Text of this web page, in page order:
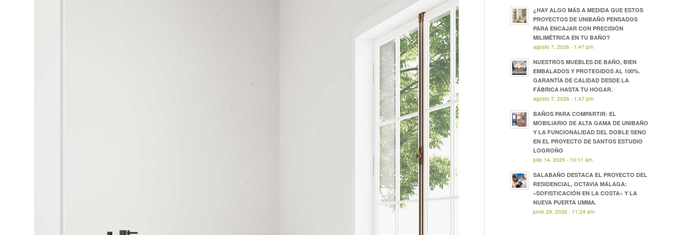
¿HAY ALGO MÁS A MEDIDA QUE ESTOS
PROYECTOS DE UNIBAÑO PENSADOS
PARA ENCAJAR CON PRECISIÓN
MILIMÉTRICA EN TU BAÑO?
agosto 7, 2026 - 1:47 pm
NUESTROS MUEBLES DE BAÑO, BIEN
EMBALADOS Y PROTEGIDOS AL 100%.
GARANTÍA DE CALIDAD DESDE LA
FÁBRICA HASTA TU HOGAR.
agosto 7, 2026 - 1:47 pm
BAÑOS PARA COMPARTIR: EL
MOBILIARIO DE ALTA GAMA DE UNIBAÑO
Y LA FUNCIONALIDAD DEL DOBLE SENO
EN EL PROYECTO DE SANTOS ESTUDIO
LOGROÑO
julio 14, 2026 - 10:11 am
SALABAÑO DESTACA EL PROYECTO DEL
RESIDENCIAL, OCTAVIA MÁLAGA:
«SOFISTICACIÓN EN LA COSTA» Y LA
NUEVA PUERTA UMMA.
junio 29, 2026 - 11:24 am